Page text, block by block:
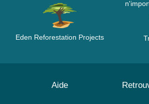
Eden Reforestation Projects
Aide